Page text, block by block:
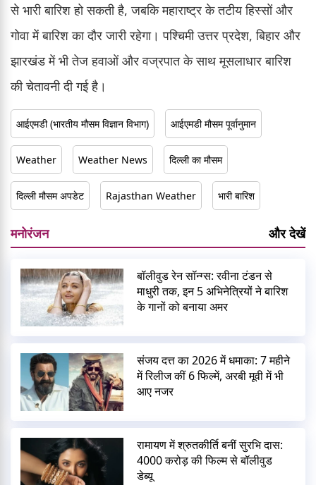
से भारी बारिश हो सकती है, जबकि महाराष्ट्र के तटीय हिस्सों और
गोवा में बारिश का दौर जारी रहेगा। पश्चिमी उत्तर प्रदेश, बिहार और
झारखंड में भी तेज हवाओं और वज्रपात के साथ मूसलाधार बारिश
की चेतावनी दी गई है।
आईएमडी (भारतीय मौसम विज्ञान विभाग) आईएमडी मौसम पूर्वानुमान
Weather Weather News दिल्ली का मौसम
दिल्ली मौसम अपडेट Rajasthan Weather भारी बारिश
मनोरंजन और देखें
बॉलीवुड रेन सॉन्ग्स: रवीना टंडन से
माधुरी तक, इन 5 अभिनेत्रियों ने बारिश
के गानों को बनाया अमर
संजय दत्त का 2026 में धमाका: 7 महीने
में रिलीज कीं 6 फिल्में, अरबी मूवी में भी
आए नजर
रामायण में श्रुतकीर्ति बनीं सुरभि दास:
4000 करोड़ की फिल्म से बॉलीवुड
डेब्यू